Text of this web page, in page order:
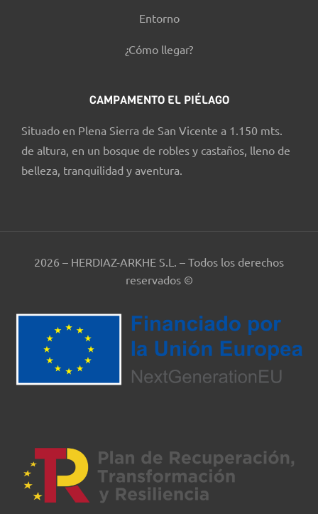
Entorno
¿Cómo llegar?
CAMPAMENTO EL PIÉLAGO
Situado en Plena Sierra de San Vicente a 1.150 mts.
de altura, en un bosque de robles y castaños, lleno de
belleza, tranquilidad y aventura.
2026 – HERDIAZ-ARKHE S.L. – Todos los derechos
reservados ©